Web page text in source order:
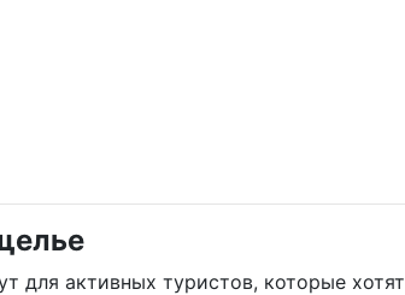
для активных туристов, которые хотят